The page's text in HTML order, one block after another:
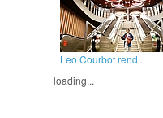
Leo Courbot rend...
loading...